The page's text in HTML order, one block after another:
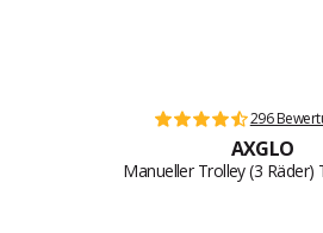
296
AXGLO
Manueller Trolley (3 Räder)